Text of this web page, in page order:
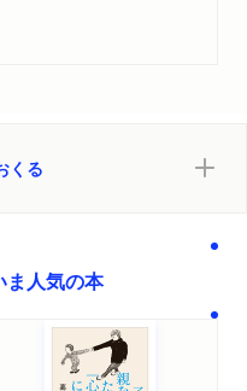
くる
ま人気の本